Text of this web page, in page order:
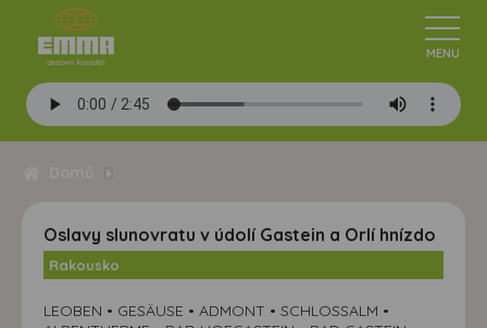
Oslavy slunovratu v údolí Gastein a Orlí hnízdo
Rakousko
LEOBEN • GESÄUSE • ADMONT • SCHLOSSALM •